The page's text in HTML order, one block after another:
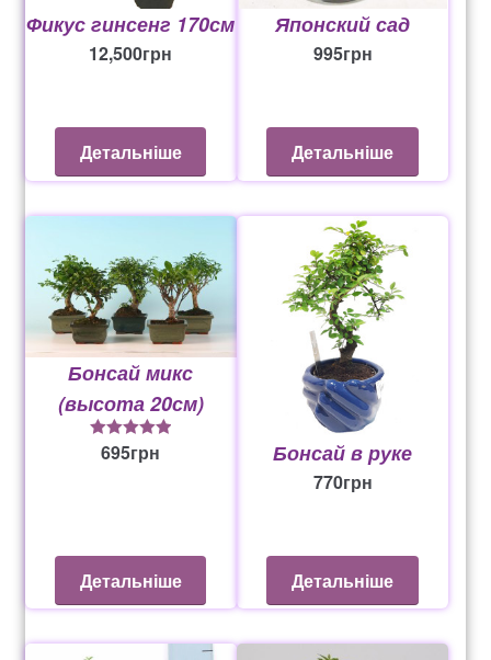
Фикус гинсенг 170см
12,500грн
Детальніше
Японский сад
995грн
Детальніше
Бонсай микс
(высота 20см)
5из 5
695грн
Детальніше
Бонсай в руке
770грн
Детальніше